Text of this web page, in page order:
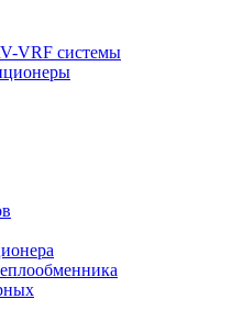
VRF системы